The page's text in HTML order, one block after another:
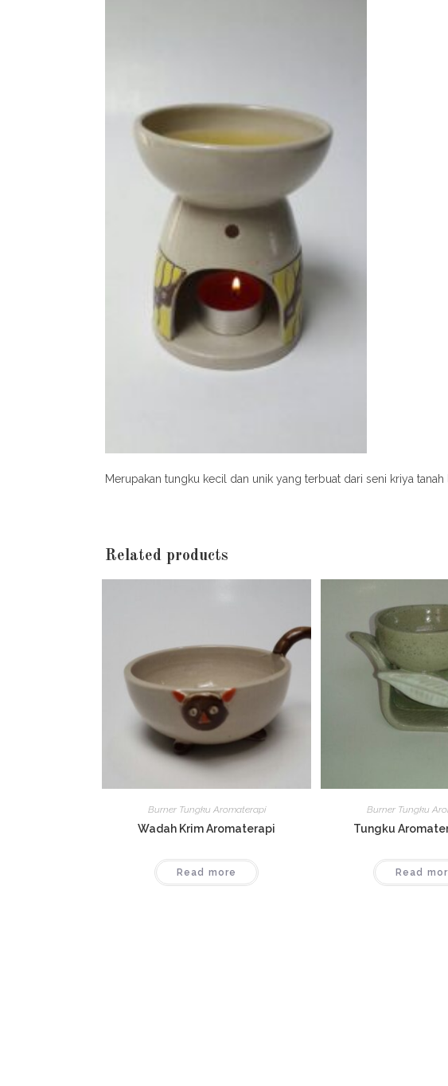
Merupakan tungku kecil dan unik yang terbuat dari seni kriya
Related products
Burner Tungku Aromaterapi
Wadah Krim Aromaterapi
Read more
Burner Tungku
Tungku
Read